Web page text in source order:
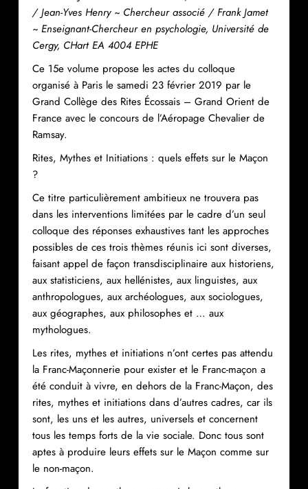
/ Jean-Yves Henry ~ Chercheur associé / Frank Jamet
~ Enseignant-Chercheur en psychologie, Université de
Cergy, CHart EA 4004 EPHE
Ce 15e volume propose les actes du colloque
organisé à Paris le samedi 23 février 2019 par le
Grand Collège des Rites Écossais – Grand Orient de
France avec le concours de l’Aéropage Chevalier de
Ramsay.
Rites, Mythes et Initiations : quels effets sur le Maçon
?
Ce titre particulièrement ambitieux ne trouvera pas
dans les interventions limitées par le cadre d’un seul
colloque des réponses exhaustives tant les approches
possibles de ces trois thèmes réunis ici sont diverses,
faisant appel de façon transdisciplinaire aux historiens,
aux statisticiens, aux hellénistes, aux linguistes, aux
anthropologues, aux archéologues, aux sociologues,
aux géographes, aux philosophes et … aux
mythologues.
Les rites, mythes et initiations n’ont certes pas attendu
la Franc-Maçonnerie pour exister et le Franc-maçon a
été conduit à vivre, en dehors de la Franc-Maçon, des
rites, mythes et initiations dans d’autres cadres, car ils
sont, les uns et les autres, universels et concernent
tous les temps forts de la vie sociale. Donc tous sont
aptes à produire leurs effets sur le Maçon comme sur
le non-maçon.